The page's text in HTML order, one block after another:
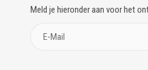
Meld je hieronder aan voor het